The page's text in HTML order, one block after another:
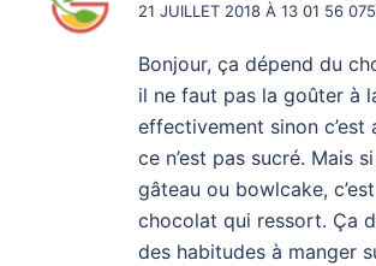
21 JUILLET 2018 À 13 01 56
Bonjour, ça dépend du
il ne faut pas la goûter à
effectivement sinon c’est
ce n’est pas sucré. Mais
gâteau ou bowlcake,
chocolat qui ressort. Ça
des habitudes à manger